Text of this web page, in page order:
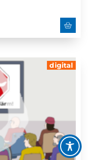
digital